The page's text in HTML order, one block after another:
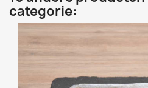
categorie: